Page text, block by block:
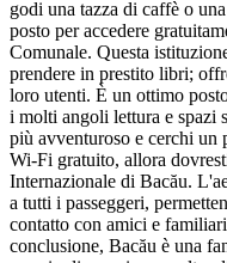
godi una tazza di caffè o
posto per accedere
Comunale. Questa
prendere in prestito libri;
loro utenti. È un ottimo
i molti angoli lettura e
più avventuroso e cerchi un
Wi-Fi gratuito, allora
Internazionale di Bacău.
a tutti i passeggeri,
contatto con amici e
conclusione, Bacău è una